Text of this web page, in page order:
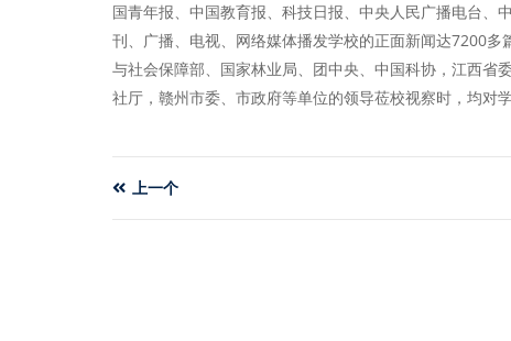
国青年报、中国教育报、科技日报、中央人民广播电台、
刊、广播、电视、网络媒体播发学校的正面新闻达7200
与社会保障部、国家林业局、团中央、中国科协，江西省
社厅，赣州市委、市政府等单位的领导莅校视察时，均对
上一个